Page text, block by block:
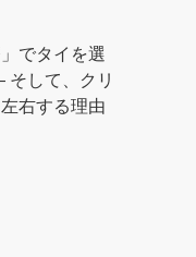
でタイを選
して、クリ
右する理由